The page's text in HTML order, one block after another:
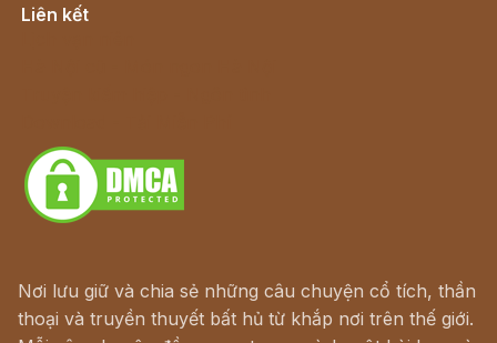
Liên kết
Nơi lưu giữ và chia sẻ những câu chuyện cổ tích, thần
thoại và truyền thuyết bất hủ từ khắp nơi trên thế giới.